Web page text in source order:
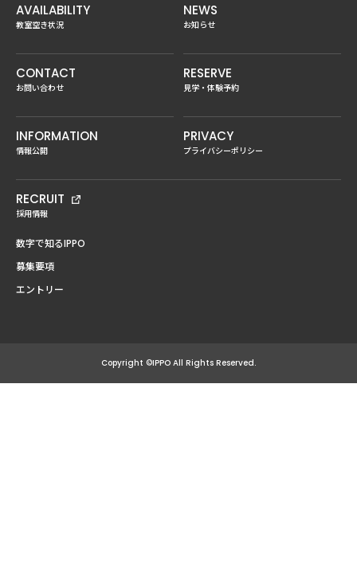
AVAILABILITY
教室空き状況
NEWS
お知らせ
CONTACT
お問い合わせ
RESERVE
見学・体験予約
INFORMATION
情報公開
PRIVACY
プライバシーポリシー
RECRUIT
採用情報
数字で知るIPPO
募集要項
エントリー
Copyright ©IPPO All Rights Reserved.